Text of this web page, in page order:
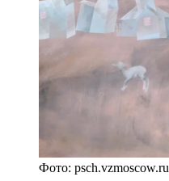
Фото: psch.vzmoscow.ru